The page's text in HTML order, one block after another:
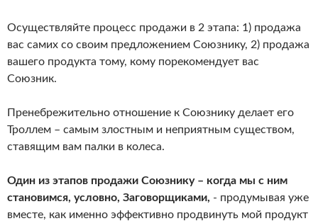
Осуществляйте процесс продажи в 2 этапа: 1) продажа
вас самих со своим предложением Союзнику, 2) продажа
вашего продукта тому, кому порекомендует вас
Союзник.
Пренебрежительно отношение к Союзнику делает его
Троллем – самым злостным и неприятным существом,
ставящим вам палки в колеса.
Один из этапов продажи Союзнику – когда мы с ним
становимся, условно, Заговорщиками, - продумывая уже
вместе, как именно эффективно продвинуть мой продукт